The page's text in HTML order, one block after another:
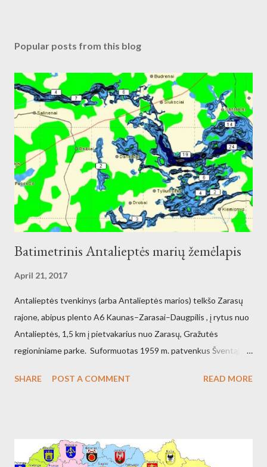
Popular posts from this blog
Batimetrinis Antalieptės marių žemėlapis
April 21, 2017
Antalieptės tvenkinys (arba Antalieptės marios) telkšo Zarasų
rajone, abipus plento A6 Kaunas–Zarasai–Daugpilis , į rytus nuo
Antalieptės, 1,5 km į pietvakarius nuo Zarasų, Gražutės
regioniniame parke. Suformuotas 1959 m. patvenkus Šventąją
(galia 2460 kW) reikmėms. Kraštovaizdžio draustinis.
SHARE POST A COMMENT READ MORE